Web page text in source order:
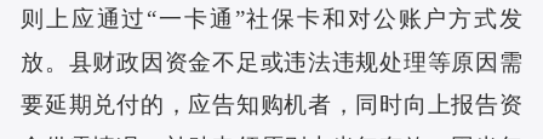
则上应通过“一卡通”社保卡和对公账户方式发
放。县财政因资金不足或违法违规处理等原因需
要延期兑付的，应告知购机者，同时向上报告资